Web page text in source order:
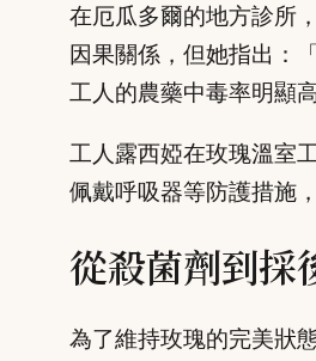
在厄瓜多爾的地方診所
因果關係，但她指出：
工人的農藥中毒率明顯
工人露西婭在玫瑰溫室
佩戴呼吸器等防護措施
從殺菌劑到採
為了維持玫瑰的完美狀